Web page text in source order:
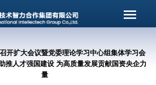
开扩大会议暨党委理论学习中心组集体学习会
推人才强国建设 为高质量发展贡献国资央企力
量